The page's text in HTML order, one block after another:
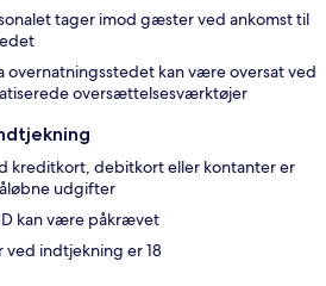
tager imod gæster ved ankomst til
overnatningsstedet kan være oversat ved
oversættelsesværktøjer
kreditkort, debitkort eller kontanter er
udgifter
kan være påkrævet
ved indtjekning er 18